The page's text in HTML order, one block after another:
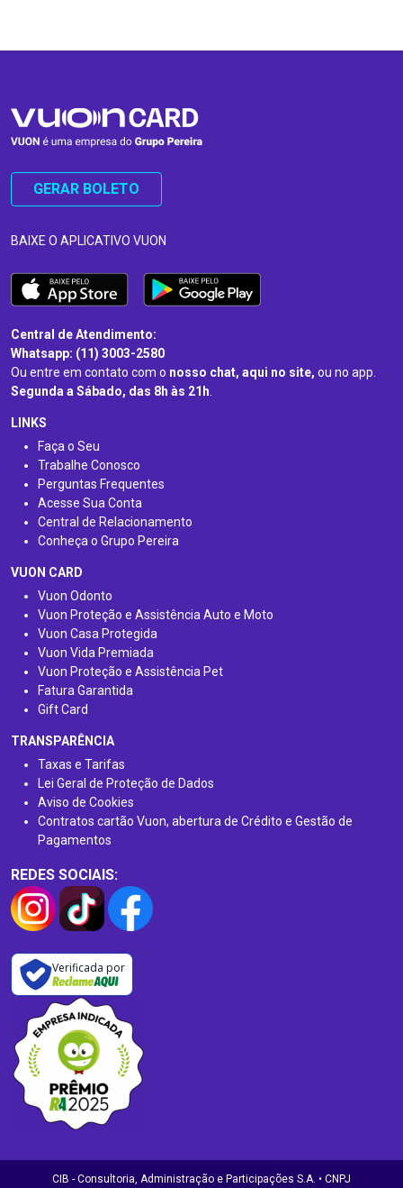
GERAR BOLETO
BAIXE O APLICATIVO VUON
Central de Atendimento:
Whatsapp: (11) 3003-2580
Ou entre em contato com o nosso chat, aqui no site, ou no app.
Segunda a Sábado, das 8h às 21h.
LINKS
Faça o Seu
Trabalhe Conosco
Perguntas Frequentes
Acesse Sua Conta
Central de Relacionamento
Conheça o Grupo Pereira
VUON CARD
Vuon Odonto
Vuon Proteção e Assistência Auto e Moto
Vuon Casa Protegida
Vuon Vida Premiada
Vuon Proteção e Assistência Pet
Fatura Garantida
Gift Card
TRANSPARÊNCIA
Taxas e Tarifas
Lei Geral de Proteção de Dados
Aviso de Cookies
Contratos cartão Vuon, abertura de Crédito e Gestão de
Pagamentos
REDES SOCIAIS:
Verificada por
CIB - Consultoria, Administração e Participações S.A. • CNPJ